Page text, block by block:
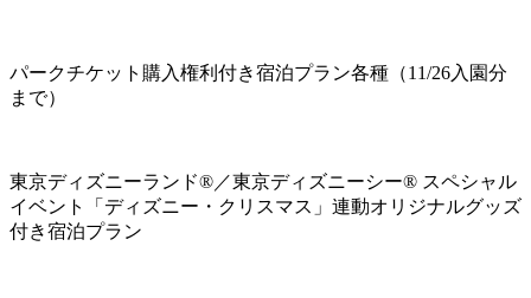
パークチケット購入権利付き宿泊プラン各種（11/26入園分
まで）
東京ディズニーランド®／東京ディズニーシー® スペシャル
イベント「ディズニー・クリスマス」連動オリジナルグッズ
付き宿泊プラン